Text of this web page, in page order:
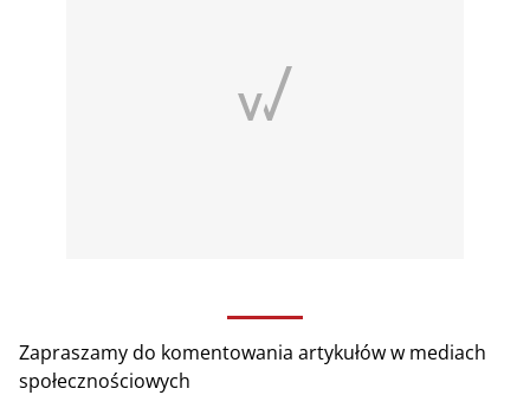
Zapraszamy do komentowania artykułów w mediach
społecznościowych